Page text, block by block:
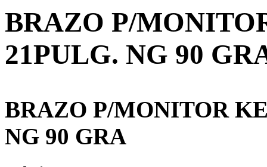
BRAZO P/
21PULG. NG 90
BRAZO P/MONITOR
NG 90 GRA